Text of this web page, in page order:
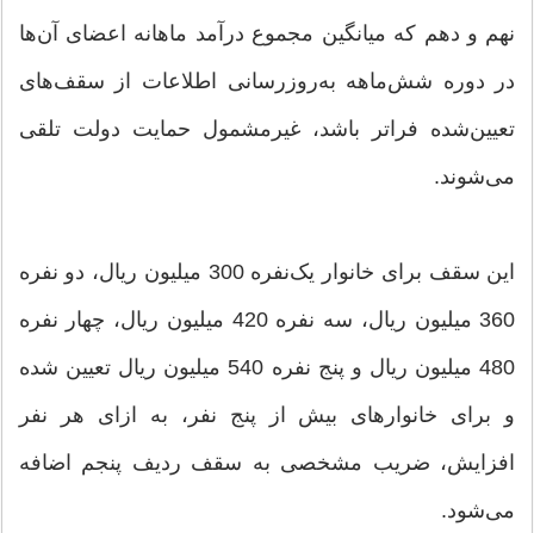
نهم و دهم که میانگین مجموع درآمد ماهانه اعضای آن‌ها
در دوره شش‌ماهه به‌روزرسانی اطلاعات از سقف‌های
تعیین‌شده فراتر باشد، غیرمشمول حمایت دولت تلقی
می‌شوند.
این سقف برای خانوار یک‌نفره 300 میلیون ریال، دو نفره
360 میلیون ریال، سه نفره 420 میلیون ریال، چهار نفره
480 میلیون ریال و پنج نفره 540 میلیون ریال تعیین شده
و برای خانوارهای بیش از پنج نفر، به ازای هر نفر
افزایش، ضریب مشخصی به سقف ردیف پنجم اضافه
می‌شود.